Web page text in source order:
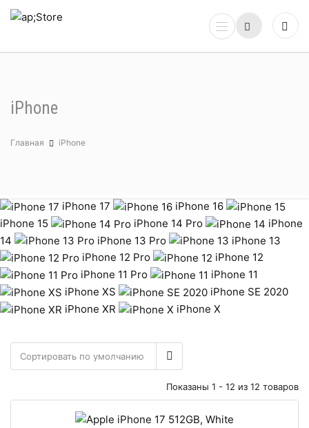
iPhone
Главная iPhone
iPhone 17
iPhone 16
iPhone 15
iPhone 14 Pro
iPhone
14
iPhone 13 Pro
iPhone 13
iPhone 12 Pro
iPhone 12
iPhone 11 Pro
iPhone 11
iPhone XS
iPhone SE 2020
iPhone XR
iPhone X
Показаны 1 - 12 из 12 товаров